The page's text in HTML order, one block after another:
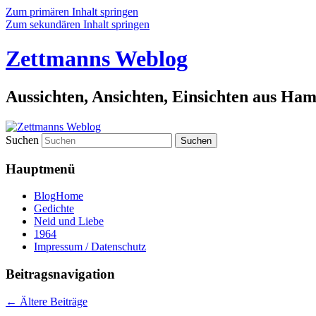
Zum primären Inhalt springen
Zum sekundären Inhalt springen
Zettmanns Weblog
Aussichten, Ansichten, Einsichten aus
Suchen
Hauptmenü
BlogHome
Gedichte
Neid und Liebe
1964
Impressum / Datenschutz
Beitragsnavigation
← Ältere Beiträge